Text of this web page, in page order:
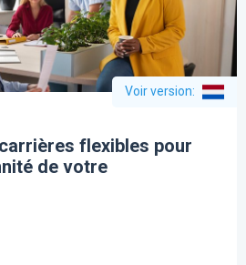
Voir version:
flexibles pour
de votre